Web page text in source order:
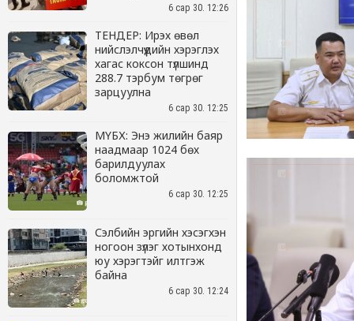
6 сар 30. 12:26
ТЕНДЕР: Ирэх өвөл
нийслэлчүүдийн хэрэглэх
хагас коксон түлшинд
288.7 тэрбум төгрөг
зарцуулна
6 сар 30. 12:25
МҮБХ: Энэ жилийн баяр
наадмаар 1024 бөх
барилдуулах
боломжтой
6 сар 30. 12:25
Сэлбийн эргийн хэсэгхэн
ногоон зүлэг хотынхонд
юу хэрэгтэйг илтгэж
байна
6 сар 30. 12:24